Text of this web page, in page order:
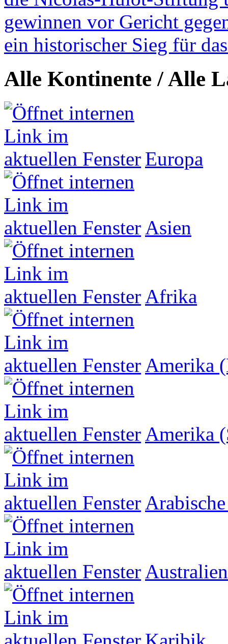
gewinnen vor Gericht
ein historischer Sieg für
Alle Kontinente / Alle
Europa
Asien
Afrika
Amerika
Amerika
Australien